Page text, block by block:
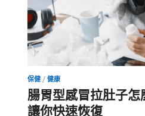
保健 /健康
腸胃型感冒拉肚子
讓你快速恢復